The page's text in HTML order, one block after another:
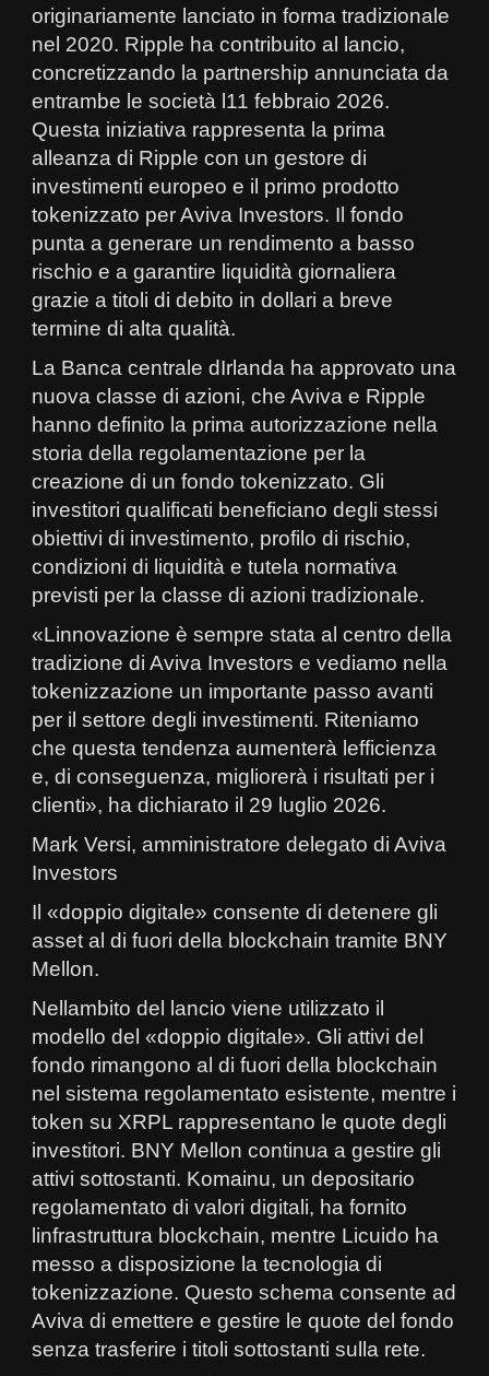
originariamente lanciato in forma tradizionale
nel 2020. Ripple ha contribuito al lancio,
concretizzando la partnership annunciata da
entrambe le società l11 febbraio 2026.
Questa iniziativa rappresenta la prima
alleanza di Ripple con un gestore di
investimenti europeo e il primo prodotto
tokenizzato per Aviva Investors. Il fondo
punta a generare un rendimento a basso
rischio e a garantire liquidità giornaliera
grazie a titoli di debito in dollari a breve
termine di alta qualità.
La Banca centrale dIrlanda ha approvato una
nuova classe di azioni, che Aviva e Ripple
hanno definito la prima autorizzazione nella
storia della regolamentazione per la
creazione di un fondo tokenizzato. Gli
investitori qualificati beneficiano degli stessi
obiettivi di investimento, profilo di rischio,
condizioni di liquidità e tutela normativa
previsti per la classe di azioni tradizionale.
«Linnovazione è sempre stata al centro della
tradizione di Aviva Investors e vediamo nella
tokenizzazione un importante passo avanti
per il settore degli investimenti. Riteniamo
che questa tendenza aumenterà lefficienza
e, di conseguenza, migliorerà i risultati per i
clienti», ha dichiarato il 29 luglio 2026.
Mark Versi, amministratore delegato di Aviva
Investors
Il «doppio digitale» consente di detenere gli
asset al di fuori della blockchain tramite BNY
Mellon.
Nellambito del lancio viene utilizzato il
modello del «doppio digitale». Gli attivi del
fondo rimangono al di fuori della blockchain
nel sistema regolamentato esistente, mentre i
token su XRPL rappresentano le quote degli
investitori. BNY Mellon continua a gestire gli
attivi sottostanti. Komainu, un depositario
regolamentato di valori digitali, ha fornito
linfrastruttura blockchain, mentre Licuido ha
messo a disposizione la tecnologia di
tokenizzazione. Questo schema consente ad
Aviva di emettere e gestire le quote del fondo
senza trasferire i titoli sottostanti sulla rete.